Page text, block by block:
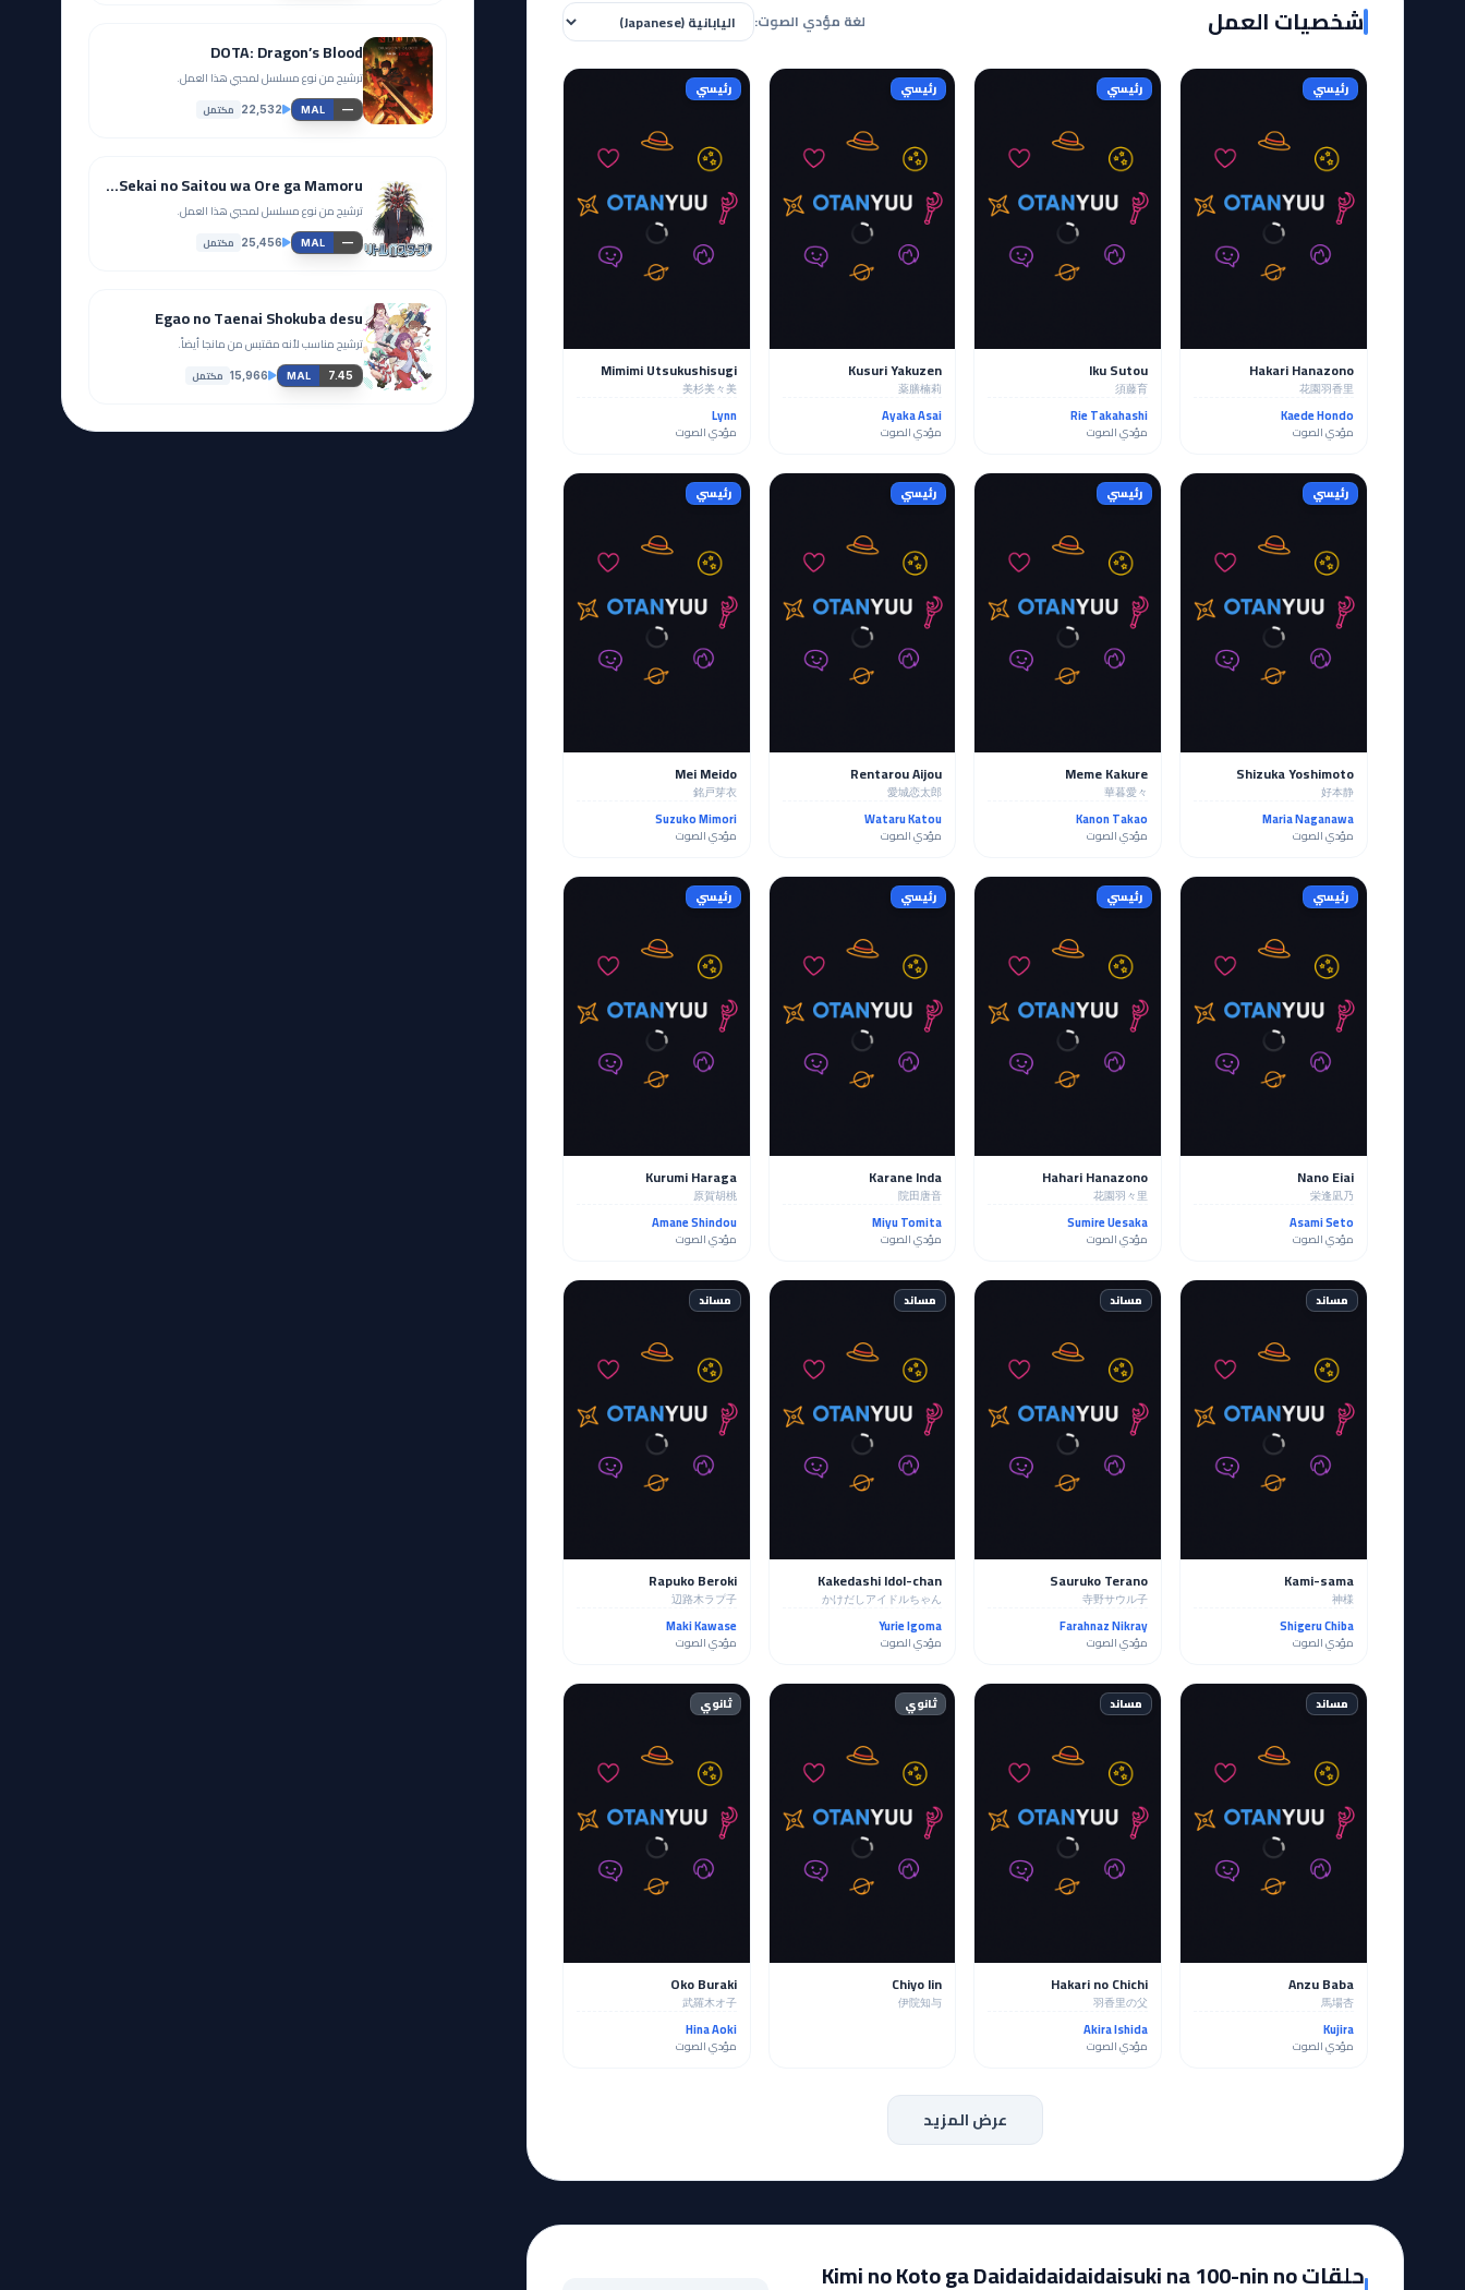
شخصيات العمل لغة مؤدي الصوت:
رئيسي
Hakari Hanazono
花園羽香里
Kaede Hondo
مؤدي الصوت
رئيسي
Iku Sutou
須藤育
Rie Takahashi
مؤدي الصوت
رئيسي
Kusuri Yakuzen
薬膳楠莉
Ayaka Asai
مؤدي الصوت
رئيسي
Mimimi Utsukushisugi
美杉美々美
Lynn
مؤدي الصوت
رئيسي
Shizuka Yoshimoto
好本静
Maria Naganawa
مؤدي الصوت
رئيسي
Meme Kakure
華暮愛々
Kanon Takao
مؤدي الصوت
رئيسي
Rentarou Aijou
愛城恋太郎
Wataru Katou
مؤدي الصوت
رئيسي
Mei Meido
銘戸芽衣
Suzuko Mimori
مؤدي الصوت
رئيسي
Nano Eiai
栄逢凪乃
Asami Seto
مؤدي الصوت
رئيسي
Hahari Hanazono
花園羽々里
Sumire Uesaka
مؤدي الصوت
رئيسي
Karane Inda
院田唐音
Miyu Tomita
مؤدي الصوت
رئيسي
Kurumi Haraga
原賀胡桃
Amane Shindou
مؤدي الصوت
مساند
Kami-sama
神様
Shigeru Chiba
مؤدي الصوت
مساند
Sauruko Terano
寺野サウル子
Farahnaz Nikray
مؤدي الصوت
مساند
Kakedashi Idol-chan
かけだしアイドルちゃん
Yurie Igoma
مؤدي الصوت
مساند
Rapuko Beroki
辺路木ラプ子
Maki Kawase
مؤدي الصوت
مساند
Anzu Baba
馬場杏
Kujira
مؤدي الصوت
مساند
Hakari no Chichi
羽香里の父
Akira Ishida
مؤدي الصوت
ثانوي
Chiyo Iin
伊院知与
ثانوي
Oko Buraki
武羅木オ子
Hina Aoki
مؤدي الصوت
عرض المزيد
حلقات Kimi no Koto ga Daidaidaidaidaisuki na 100-nin no
DOTA: Dragon’s Blood
ترشيح من نوع مسلسل لمحبي هذا العمل.
MAL —
22,532 مكتمل
Little Busters! Sekai no Saitou wa Ore ga Mamoru!
ترشيح من نوع مسلسل لمحبي هذا العمل.
MAL —
25,456 مكتمل
Egao no Taenai Shokuba desu
ترشيح مناسب لأنه مقتبس من مانجا أيضاً.
MAL 7.45
15,966 مكتمل